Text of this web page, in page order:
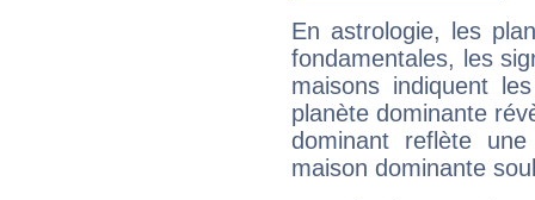
En astrologie, les
fondamentales, les
maisons indiquent
planète dominante
dominant reflète
maison dominante